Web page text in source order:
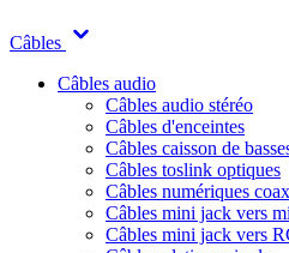
Câbles
Câbles audio
Câbles audio stéréo
Câbles d'enceintes
Câbles caisson de
Câbles toslink optiques
Câbles numériques
Câbles mini jack vers
Câbles mini jack vers